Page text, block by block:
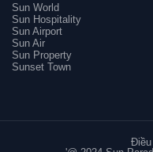
Sun World
Sun Hospitality
Sun Airport
Sun Air
Sun Property
Sunset Town
Điều